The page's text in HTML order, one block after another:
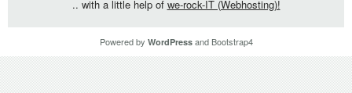
.. with a little help of we-rock-IT (Webhosting)!
Powered by WordPressand Bootstrap4